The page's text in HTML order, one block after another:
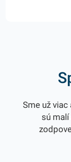
Sme už
sú malí